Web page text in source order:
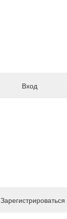
Вход
Зарегистрироваться